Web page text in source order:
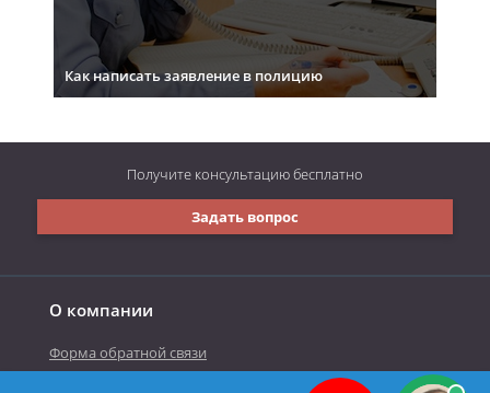
Как написать заявление в полицию
О компании
Форма обратной связи
Задать вопрос
Получите консультациюбесплатно